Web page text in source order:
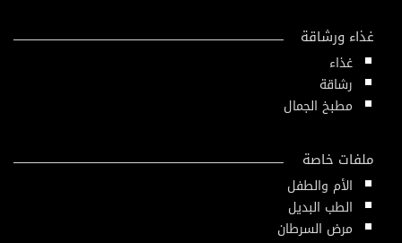
غذاء ورشاقة
غذاء
رشاقة
مطبخ الجمال
ملفات خاصة
الأم والطفل
الطب البديل
مرض السرطان